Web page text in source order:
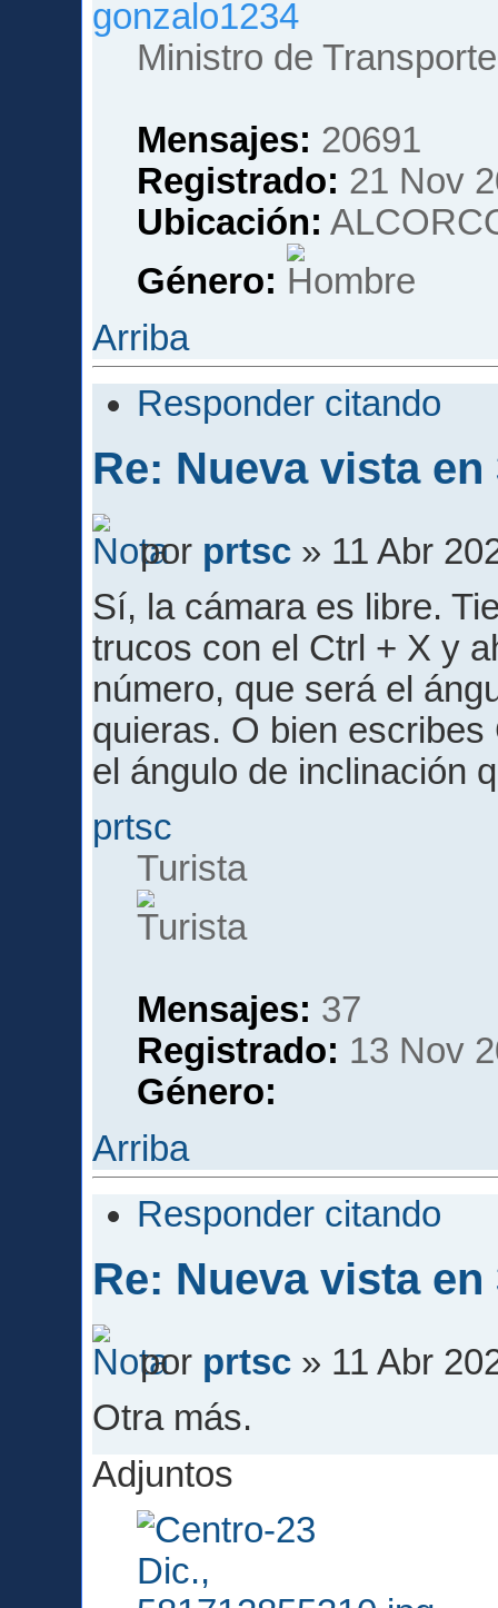
gonzalo1234
Ministro de Transporte
Mensajes: 20691
Registrado: 21 Nov
Ubicación:
Género:
Arriba
Responder citando
Re: Nueva vista
por prtsc » 11 Abr
Sí, la cámara es libre.
trucos con el Ctrl + X y
número, que será el
quieras. O bien
el ángulo de inclinación
prtsc
Turista
Mensajes: 37
Registrado: 13 Nov
Género:
Arriba
Responder citando
Re: Nueva vista
por prtsc » 11 Abr
Otra más.
Adjuntos